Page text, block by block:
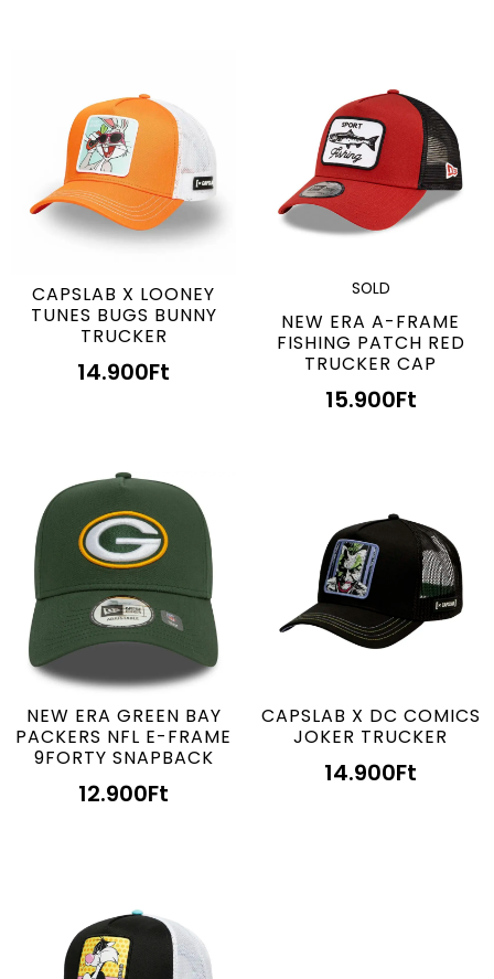
CAPSLAB X LOONEY
TUNES BUGS BUNNY
TRUCKER
14.900Ft
SOLD
NEW ERA A-FRAME
FISHING PATCH RED
TRUCKER CAP
15.900Ft
NEW ERA GREEN BAY
PACKERS NFL E-FRAME
9FORTY SNAPBACK
12.900Ft
CAPSLAB X DC COMICS
JOKER TRUCKER
14.900Ft